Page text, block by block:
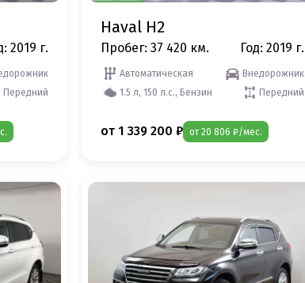
2019 г.
Передний
Haval H2
Пробег: 37 420 км. Год: 2019 г.
Автоматическая
Внедорожник
1.5 л, 150 л.с., Бензин
Передний
от 1 339 200 ₽ от 20 806 ₽/мес.